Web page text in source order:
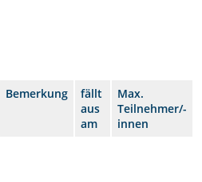
Bemerkung
fällt
aus
am
Max.
Teilnehmer/-
innen